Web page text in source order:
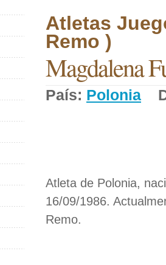
Atletas
Remo )
Magdalena
País: Polonia
Atleta de Polonia,
16/09/1986.
Remo.